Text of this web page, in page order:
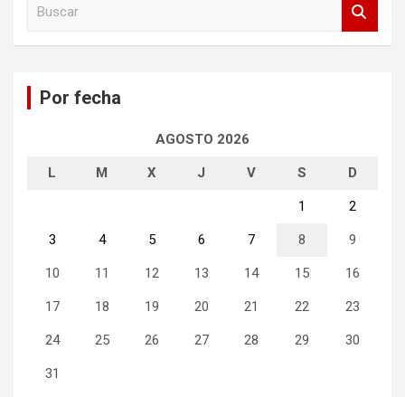
Por fecha
AGOSTO 2026
L M X J V S D
1 2
3 4 5 6 7 8 9
10 11 12 13 14 15 16
17 18 19 20 21 22 23
24 25 26 27 28 29 30
31